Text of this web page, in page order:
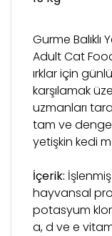
Gurme
Adult Cat
ırklar için
karşılamak
uzmanları
tam ve
yetişkin kedi
İçerik:
hayvansal
potasyum
a, d ve e